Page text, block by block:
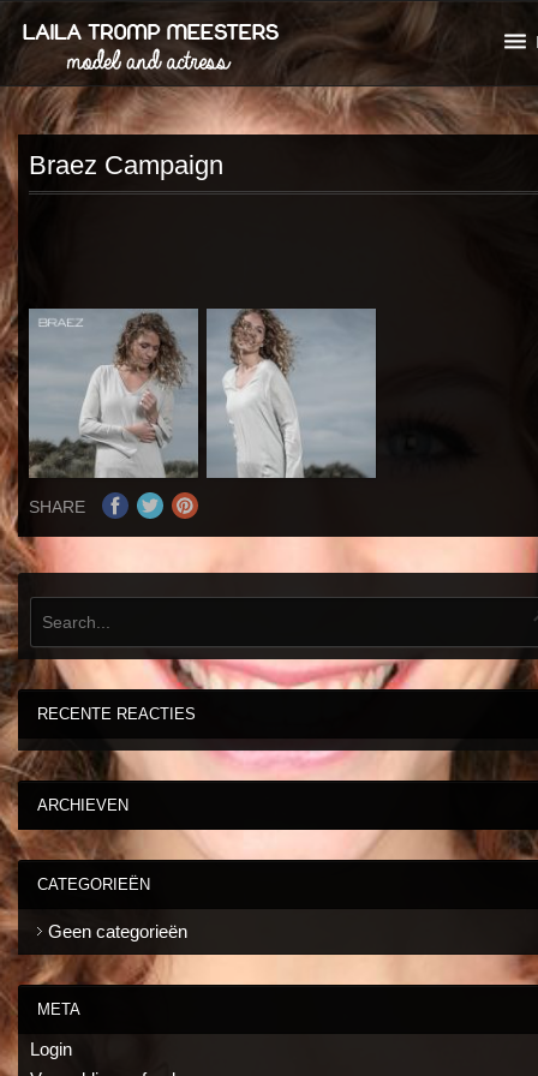
Braez Campaign
SHARE
RECENTE REACTIES
ARCHIEVEN
CATEGORIEËN
Geen categorieën
META
Login